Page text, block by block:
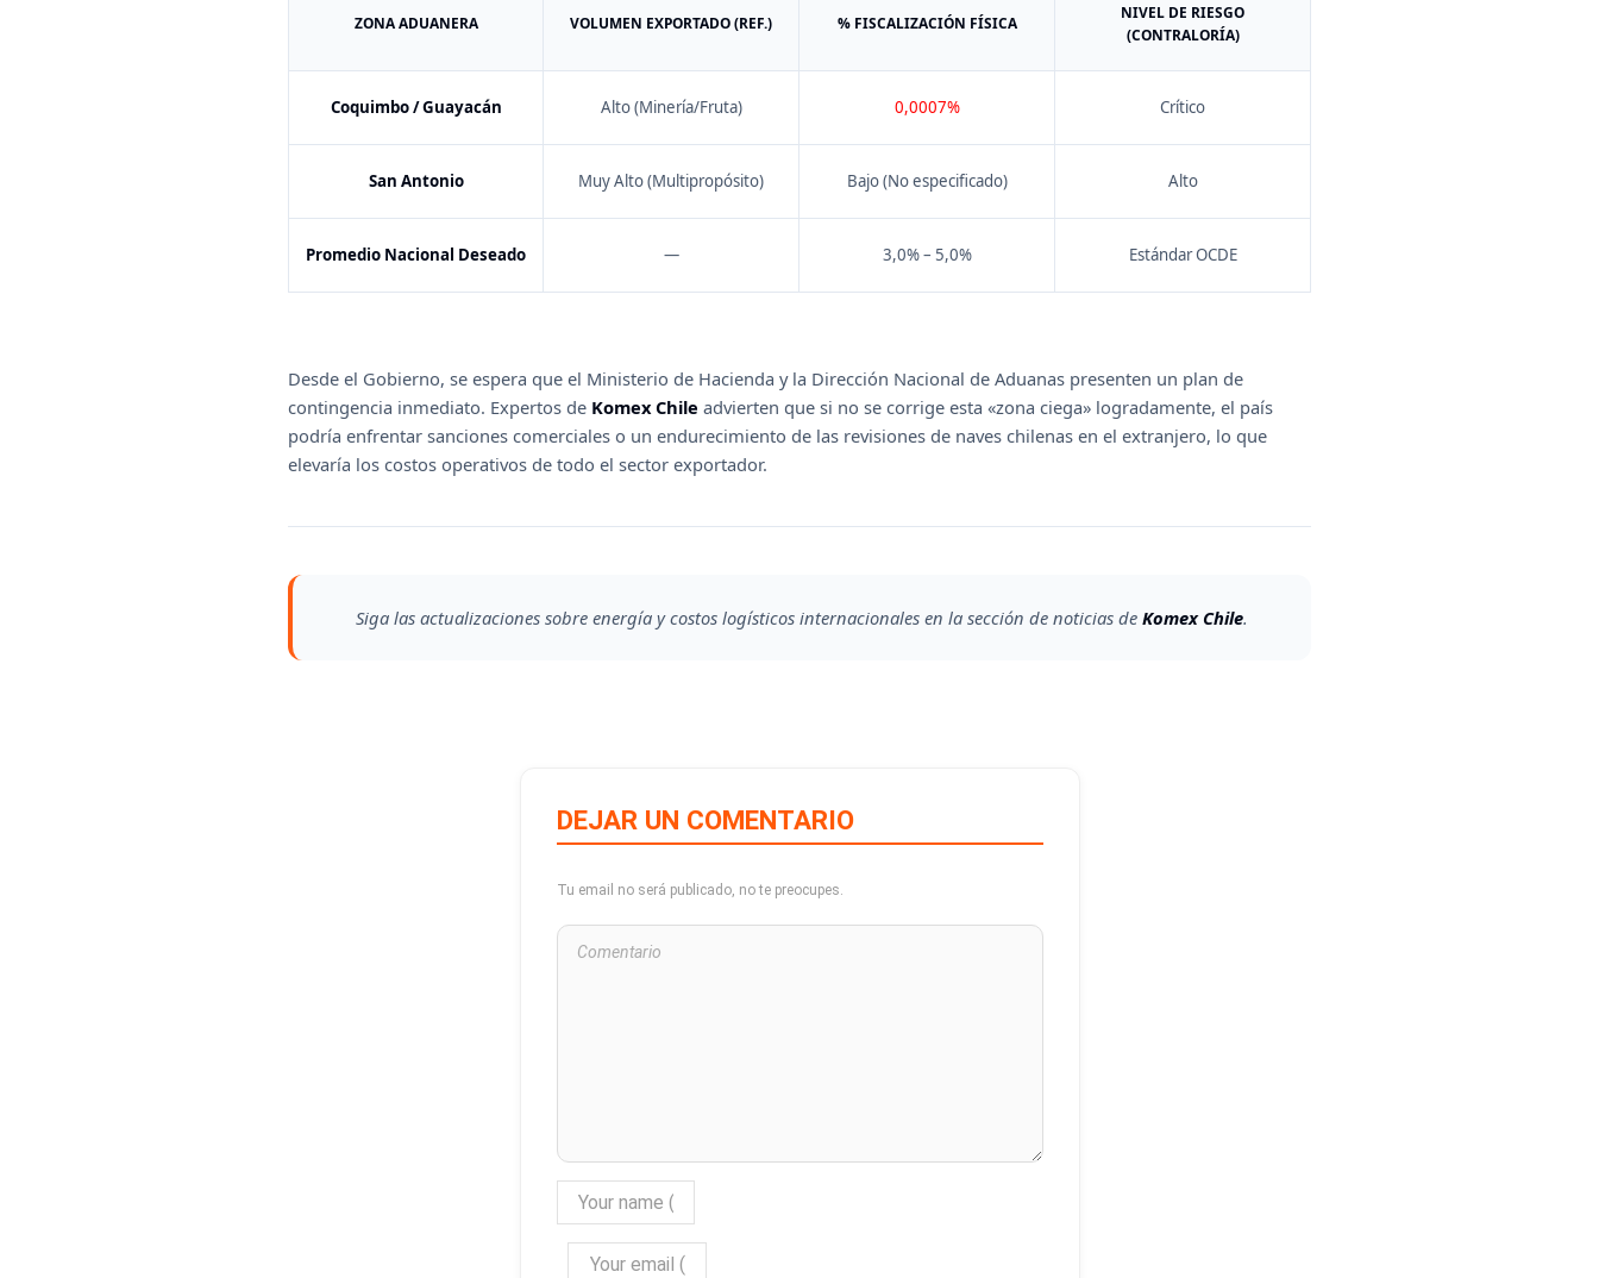
ZONA ADUANERA VOLUMEN EXPORTADO (REF.) % FISCALIZACIÓN FÍSICA
NIVEL DE RIESGO
(CONTRALORÍA)
Coquimbo / Guayacán Alto (Minería/Fruta) 0,0007% Crítico
San Antonio Muy Alto (Multipropósito) Bajo (No especificado) Alto
Promedio Nacional Deseado — 3,0% – 5,0% Estándar OCDE
Desde el Gobierno, se espera que el Ministerio de Hacienda y la Dirección Nacional de Aduanas presenten un plan de
contingencia inmediato. Expertos de Komex Chile advierten que si no se corrige esta «zona ciega» logradamente, el país
podría enfrentar sanciones comerciales o un endurecimiento de las revisiones de naves chilenas en el extranjero, lo que
elevaría los costos operativos de todo el sector exportador.
Siga las actualizaciones sobre energía y costos logísticos internacionales en la sección de noticias de Komex Chile.
DEJAR UN COMENTARIO
Tu email no será publicado, no te preocupes.